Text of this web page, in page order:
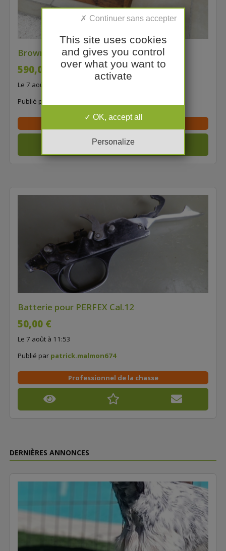
Browning A 500
590,00 €
Le 7 août à 11:53
Publié par
Professionnel de la chasse
Batterie pour PERFEX Cal.12
50,00 €
Le 7 août à 11:53
Publié par patrick.malmon674
Professionnel de la chasse
DERNIÈRES ANNONCES
This site uses cookies
and gives you control
over what you want to
activate
OK, accept all
Personalize